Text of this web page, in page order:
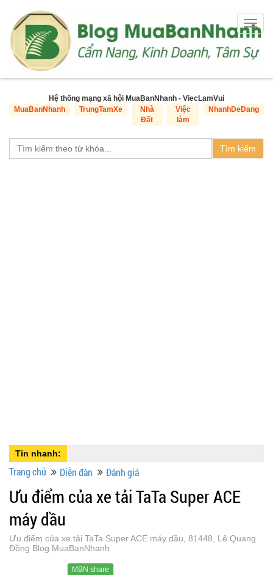
Hệ thống mạng xã hội MuaBanNhanh - ViecLamVui
MuaBanNhanh
TrungTamXe
Nhà
Đất
Việc
làm
NhanhDeDang
Tìm kiếm
Tin nhanh:
Trang chủ Diễn đàn Đánh giá
Ưu điểm của xe tải TaTa Super ACE
máy dầu
Ưu điểm của xe tải TaTa Super ACE máy dầu, 81448, Lê Quang
Đồng Blog MuaBanNhanh
MBN share